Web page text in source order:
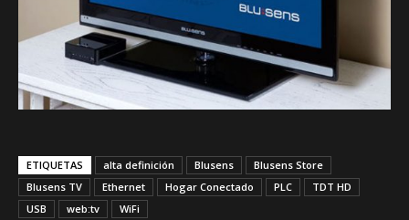
ETIQUETAS alta definición Blusens
Blusens Store
Blusens TV
Ethernet Hogar Conectado PLC
TDT HD
USB
web:tv WiFi